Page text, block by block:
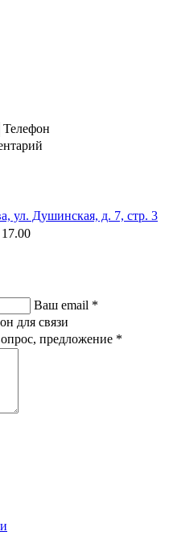
Телефон
ул. Душинская, д. 7, стр. 3
Ваш email *
для связи
предложение *